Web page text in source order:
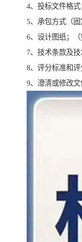
4、投标文件格式
5、承包方式（固
6、设计图纸；（
7、技术条款及
8、评分标准和评
9、澄清或修改文